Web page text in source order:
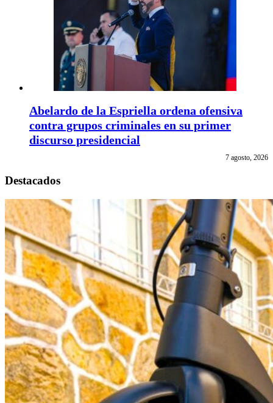
Abelardo de la Espriella ordena ofensiva
contra grupos criminales en su primer
discurso presidencial
7 agosto, 2026
Destacados